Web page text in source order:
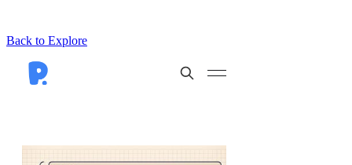
Back to Explore